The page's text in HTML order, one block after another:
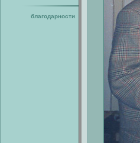
благодарности